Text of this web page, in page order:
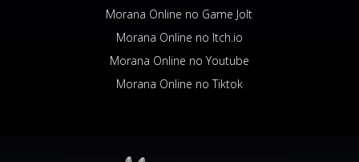
Morana Online no Game Jolt
Morana Online no Itch.io
Morana Online no Youtube
Morana Online no Tiktok